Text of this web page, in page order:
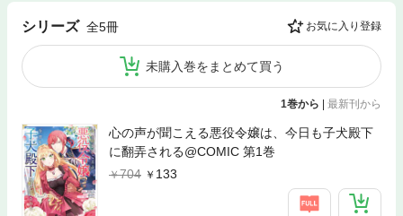
シリーズ 全5冊 お気に入り登録
未購入巻をまとめて買う
1巻から 最新刊から
心の声が聞こえる悪役令嬢は、今日も子犬殿下
に翻弄される@COMIC 第1巻
704
133